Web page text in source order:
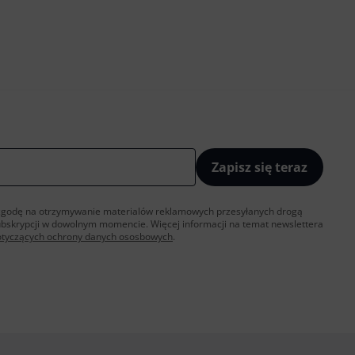
Zapisz się teraz
na otrzymywanie materialów reklamowych przesyłanych drogą
w dowolnym momencie. Więcej informacji na temat newslettera
ochrony danych ososbowych.